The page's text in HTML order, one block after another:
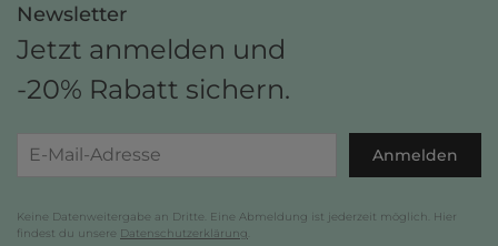
Newsletter
Jetzt anmelden und
-20% Rabatt sichern.
Anmelden
Keine Datenweitergabe an Dritte. Eine Abmeldung ist jederzeit möglich. Hier
findest du unsere Datenschutzerklärung